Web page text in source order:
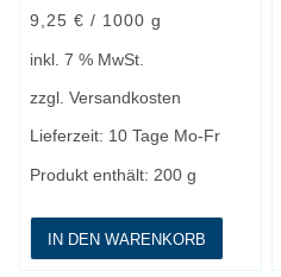
9,25 € / 1000 g
inkl. 7 % MwSt.
zzgl. Versandkosten
Lieferzeit: 10 Tage Mo-Fr
Produkt enthält: 200 g
IN DEN WARENKORB